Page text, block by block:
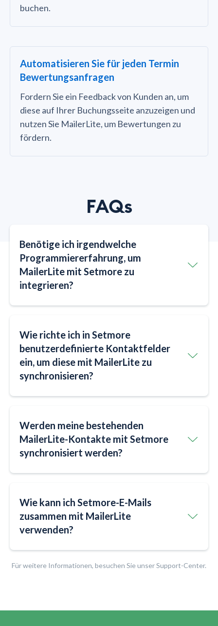
buchen.
Automatisieren Sie für jeden Termin
Bewertungsanfragen
Fordern Sie ein Feedback von Kunden an, um
diese auf Ihrer Buchungsseite anzuzeigen und
nutzen Sie MailerLite, um Bewertungen zu
fördern.
FAQs
Benötige ich irgendwelche
Programmiererfahrung, um
MailerLite mit Setmore zu
integrieren?
Wie richte ich in Setmore
benutzerdefinierte Kontaktfelder
ein, um diese mit MailerLite zu
synchronisieren?
Werden meine bestehenden
MailerLite-Kontakte mit Setmore
synchronisiert werden?
Wie kann ich Setmore-E-Mails
zusammen mit MailerLite
verwenden?
Für weitere Informationen, besuchen Sie unser Support-Center.